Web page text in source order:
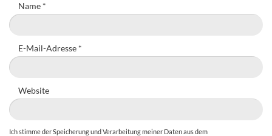
Name *
E-Mail-Adresse *
Website
Ich stimme der Speicherung und Verarbeitung meiner Daten aus dem